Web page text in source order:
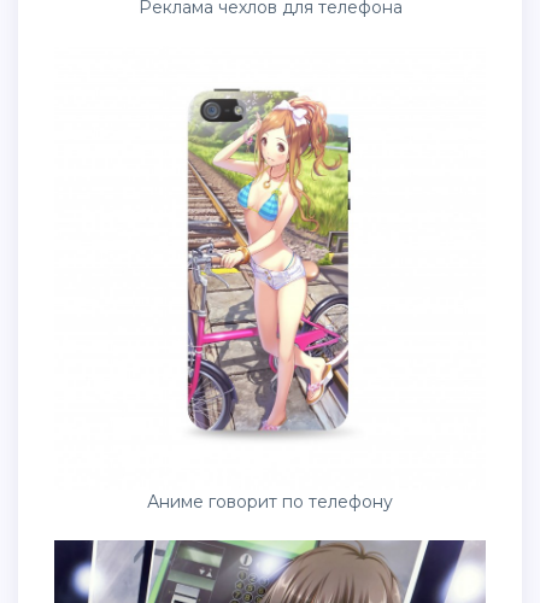
Реклама чехлов для телефона
Аниме говорит по телефону